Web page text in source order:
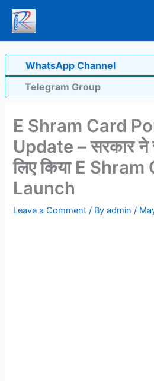
Skip
content
WhatsApp Channel
Telegram Group
E Shram Card
Update – सरकार ने
लिए किया E
Launch
Leave a Comment / Byadmin/